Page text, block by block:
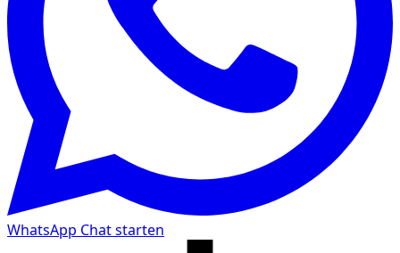
WhatsApp Chat starten